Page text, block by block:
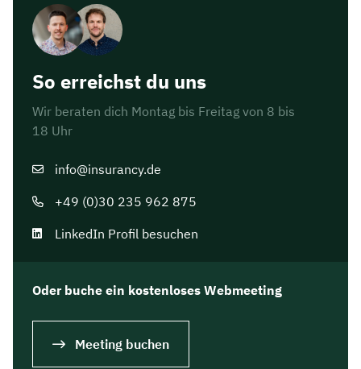
So erreichst du uns
Wir beraten dich Montag bis Freitag von 8 bis
18 Uhr
info@insurancy.de
+49 (0)30 235 962 875
LinkedIn Profil besuchen
Oder buche ein kostenloses Webmeeting
Meeting buchen
Dauer: ca. 30 Minuten
Kostenfrei & unverbindlich
🗓️ Wählen Sie jetzt Ihren Wunschtermin:
Meeting buchen